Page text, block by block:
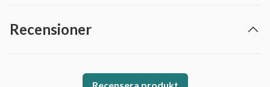
Recensioner